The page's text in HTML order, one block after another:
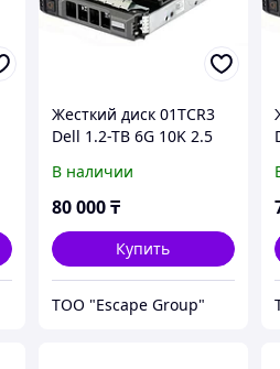
Жесткий диск 01TCR3
Dell 1.2-TB 6G 10K 2.5
В наличии
80 000₸
Купить
ТОО "Escape Group"